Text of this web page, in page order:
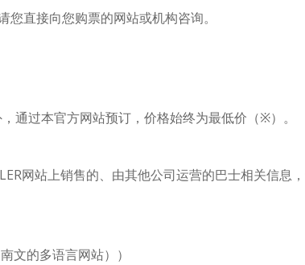
直接向您购票的网站或机构咨询。
通过本官方网站预订，价格始终为最低价（※）。
网站上销售的、由其他公司运营的巴士相关信息
文的多语言网站））